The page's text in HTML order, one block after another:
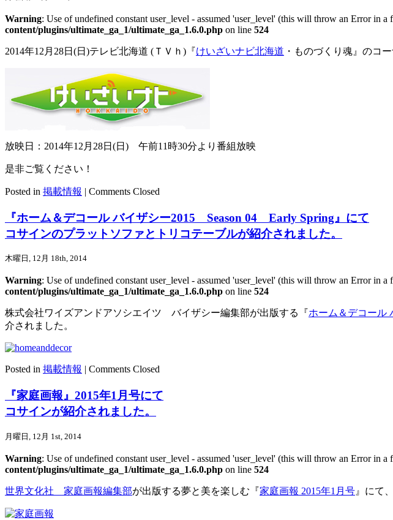
Warning: Use of undefined constant user_level - assumed 'user_level' (this will throw an Error in a
content/plugins/ultimate_ga_1/ultimate_ga_1.6.0.php on line 524
2014年12月28日(日)テレビ北海道 (ＴＶｈ)『けいざいナビ北海道 ・ものづくり魂』のコ
放映日：2014年12月28日(日) 午前11時30分より番組放映
是非ご覧ください！
Posted in 掲載情報 | Comments Closed
『ホーム＆デコール バイザシー2015 Season 04 Early Spring』にて
コサインのプラットソファとトリコテーブルが紹介されました。
木曜日, 12月 18th, 2014
Warning: Use of undefined constant user_level - assumed 'user_level' (this will throw an Error in
content/plugins/ultimate_ga_1/ultimate_ga_1.6.0.php on line 524
株式会社ワイズアンドアソシエイツ バイザシー編集部が出版する『ホーム＆デコール
介されました。
Posted in 掲載情報 | Comments Closed
『家庭画報』2015年1月号にて
コサインが紹介されました。
月曜日, 12月 1st, 2014
Warning: Use of undefined constant user_level - assumed 'user_level' (this will throw an Error in a
content/plugins/ultimate_ga_1/ultimate_ga_1.6.0.php on line 524
世界文化社 家庭画報編集部が出版する夢と美を楽しむ『家庭画報 2015年1月号 』にて